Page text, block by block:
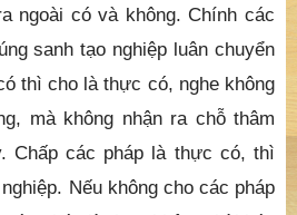
ngoài có và không. Chính các
sanh tạo nghiệp luân chuyển
thì cho là thực có, nghe không
mà không nhận ra chỗ thâm
Chấp các pháp là thực có, thì
Nếu không cho các pháp